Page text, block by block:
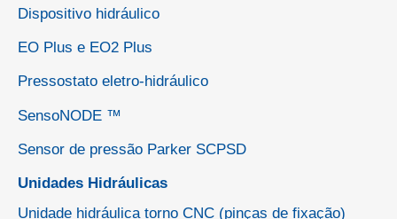
Dispositivo hidráulico
EO Plus e EO2 Plus
Pressostato eletro-hidráulico
SensoNODE ™
Sensor de pressão Parker SCPSD
Unidades Hidráulicas
Unidade hidráulica torno CNC (pinças de fixação)